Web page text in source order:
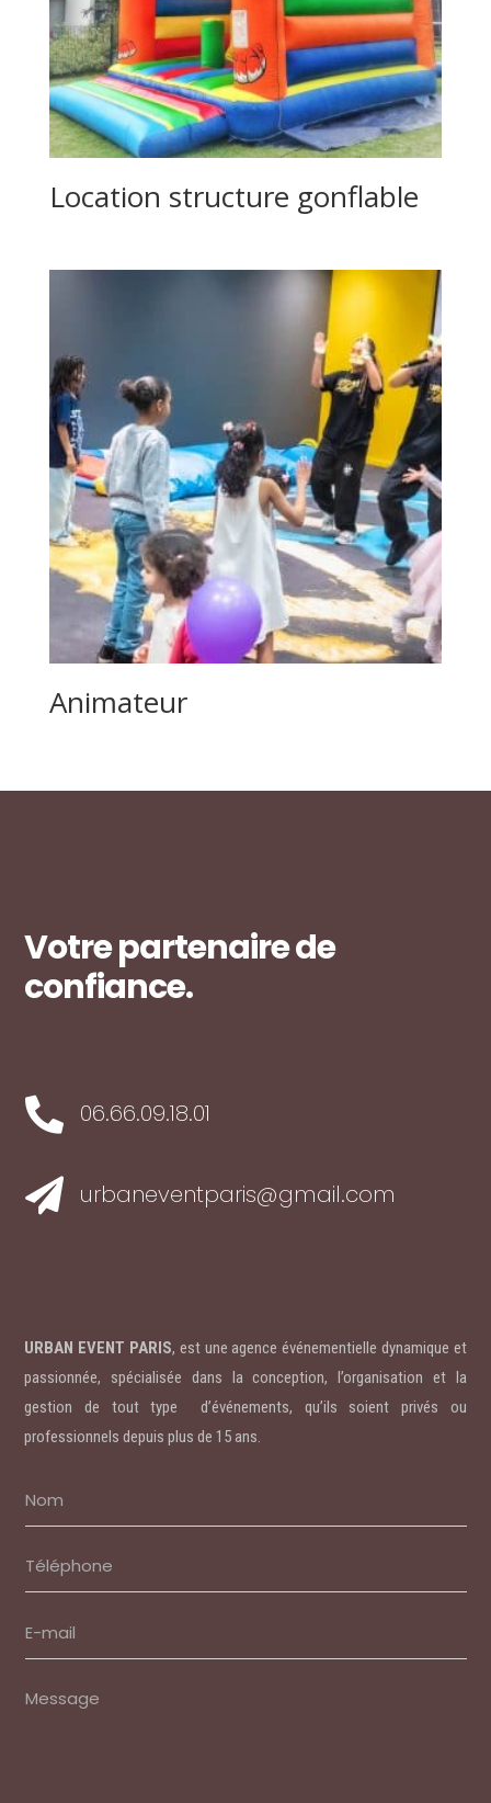
Location structure gonflable
Animateur
Votre partenaire de
confiance.
 06.66.09.18.01
 urbaneventparis@gmail.com
URBAN EVENT PARIS, est une agence événementielle dynamique et
passionnée, spécialisée dans la conception, l’organisation et la
gestion de tout type d’événements, qu’ils soient privés ou
professionnels depuis plus de 15 ans.